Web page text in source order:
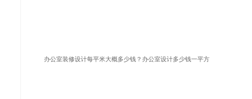
办公室装修设计每平米大概多少钱？办公室设计多少钱一平方